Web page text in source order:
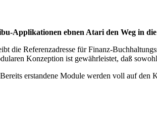
Applikationen ebnen Atari den Weg in
die Referenzadresse für Finanz-
Konzeption ist gewährleistet, daß
erstandene Module werden voll auf